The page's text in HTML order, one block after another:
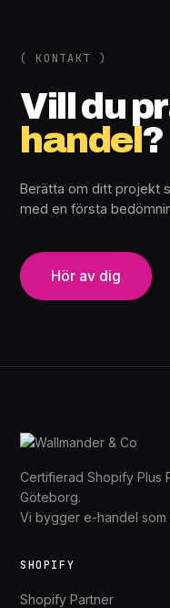
( KONTAKT )
Vill du
handel ?
Berätta om ditt projekt
med en första
Hör av dig
Certifierad Shopify Plus
Göteborg.
Vi bygger e-handel som
SHOPIFY
Shopify Partner